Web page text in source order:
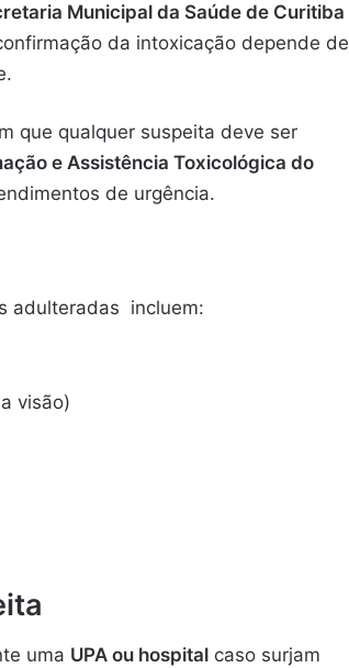
Municipal da Saúde de Curitiba
da intoxicação depende de
que qualquer suspeita deve ser
e Assistência Toxicológica do
de urgência.
adulteradas incluem:
visão)
uma UPA ou hospital caso surjam